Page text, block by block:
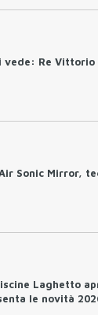
vede: Re
Sonic Mirror,
Laghetto
le novità